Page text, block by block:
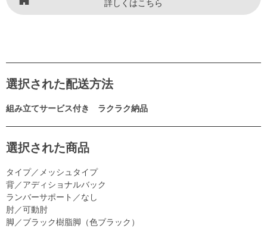
詳しくはこちら
選択された配送方法
組み立てサービス付き ラクラク納品
選択された商品
タイプ／メッシュタイプ
背／アディショナルバック
ランバーサポート／なし
肘／可動肘
脚／ブラック樹脂脚（色ブラック）